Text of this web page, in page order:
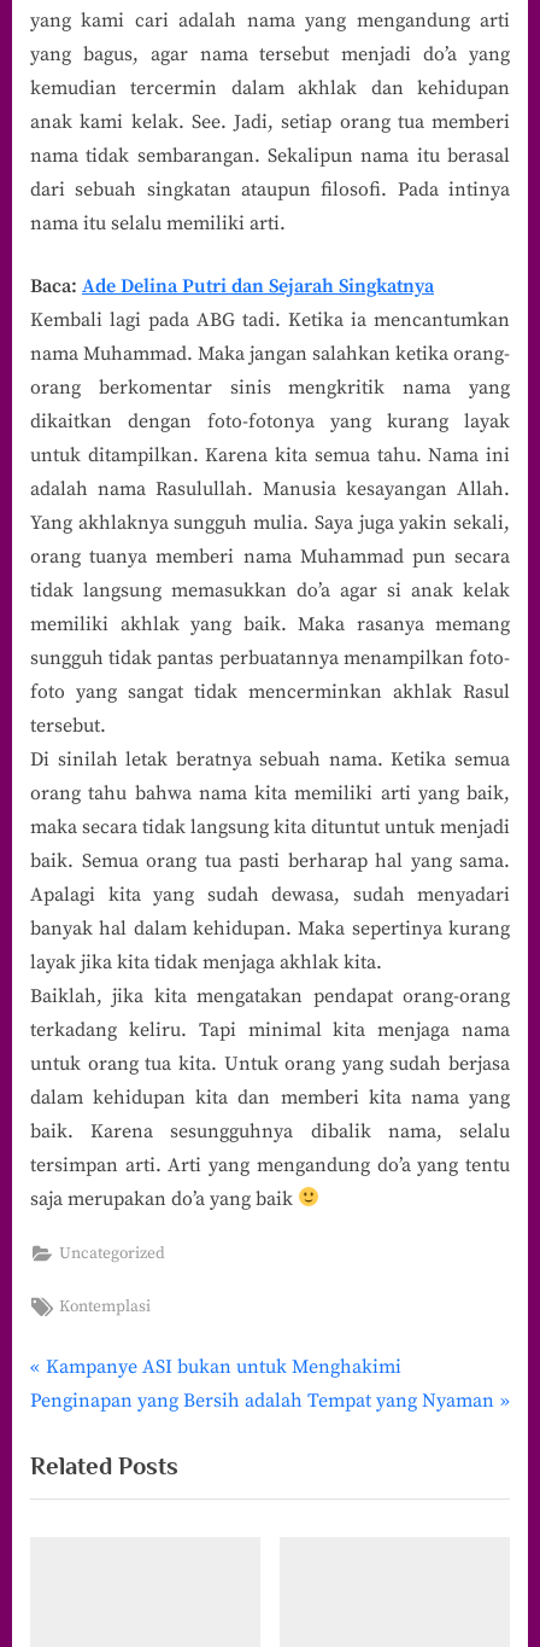
yang kami cari adalah nama yang mengandung arti
yang bagus, agar nama tersebut menjadi do’a yang
kemudian tercermin dalam akhlak dan kehidupan
anak kami kelak. See. Jadi, setiap orang tua memberi
nama tidak sembarangan. Sekalipun nama itu berasal
dari sebuah singkatan ataupun filosofi. Pada intinya
nama itu selalu memiliki arti.
Baca: Ade Delina Putri dan Sejarah Singkatnya
Kembali lagi pada ABG tadi. Ketika ia mencantumkan
nama Muhammad. Maka jangan salahkan ketika orang-
orang berkomentar sinis mengkritik nama yang
dikaitkan dengan foto-fotonya yang kurang layak
untuk ditampilkan. Karena kita semua tahu. Nama ini
adalah nama Rasulullah. Manusia kesayangan Allah.
Yang akhlaknya sungguh mulia. Saya juga yakin sekali,
orang tuanya memberi nama Muhammad pun secara
tidak langsung memasukkan do’a agar si anak kelak
memiliki akhlak yang baik. Maka rasanya memang
sungguh tidak pantas perbuatannya menampilkan foto-
foto yang sangat tidak mencerminkan akhlak Rasul
tersebut.
Di sinilah letak beratnya sebuah nama. Ketika semua
orang tahu bahwa nama kita memiliki arti yang baik,
maka secara tidak langsung kita dituntut untuk menjadi
baik. Semua orang tua pasti berharap hal yang sama.
Apalagi kita yang sudah dewasa, sudah menyadari
banyak hal dalam kehidupan. Maka sepertinya kurang
layak jika kita tidak menjaga akhlak kita.
Baiklah, jika kita mengatakan pendapat orang-orang
terkadang keliru. Tapi minimal kita menjaga nama
untuk orang tua kita. Untuk orang yang sudah berjasa
dalam kehidupan kita dan memberi kita nama yang
baik. Karena sesungguhnya dibalik nama, selalu
tersimpan arti. Arti yang mengandung do’a yang tentu
saja merupakan do’a yang baik
Uncategorized
Tags:
Kontemplasi
Navigasi
pos
P
r
v
i
Kampanye ASI bukan untuk Menghakimi
N
x
t
Penginapan yang Bersih adalah Tempat yang Nyaman
Related Posts